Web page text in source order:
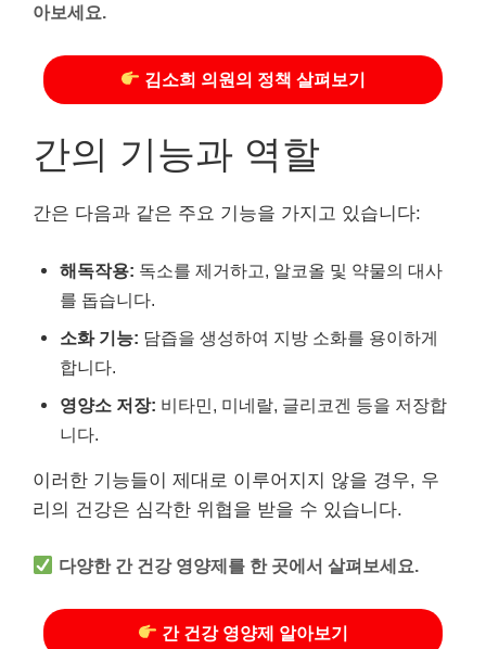
아보세요.
김소희 의원의 정책 살펴보기
간의 기능과 역할
간은 다음과 같은 주요 기능을 가지고 있습니다:
해독작용: 독소를 제거하고, 알코올 및 약물의 대사
를 돕습니다.
소화 기능: 담즙을 생성하여 지방 소화를 용이하게
합니다.
영양소 저장: 비타민, 미네랄, 글리코겐 등을 저장합
니다.
이러한 기능들이 제대로 이루어지지 않을 경우, 우
리의 건강은 심각한 위협을 받을 수 있습니다.
다양한 간 건강 영양제를 한 곳에서 살펴보세요.
간 건강 영양제 알아보기